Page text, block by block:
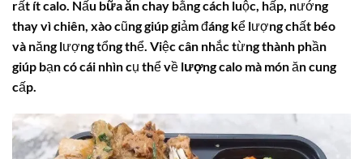
rất ít calo. Nấu bữa ăn chay bằng cách luộc, hấp, nướng
thay vì chiên, xào cũng giúp giảm đáng kể lượng chất béo
và năng lượng tổng thể. Việc cân nhắc từng thành phần
giúp bạn có cái nhìn cụ thể về lượng calo mà món ăn cung
cấp.